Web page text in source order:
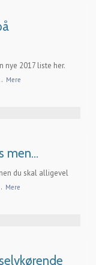
nye 2017 liste her.
Mere
men…
du skal alligevel
Mere